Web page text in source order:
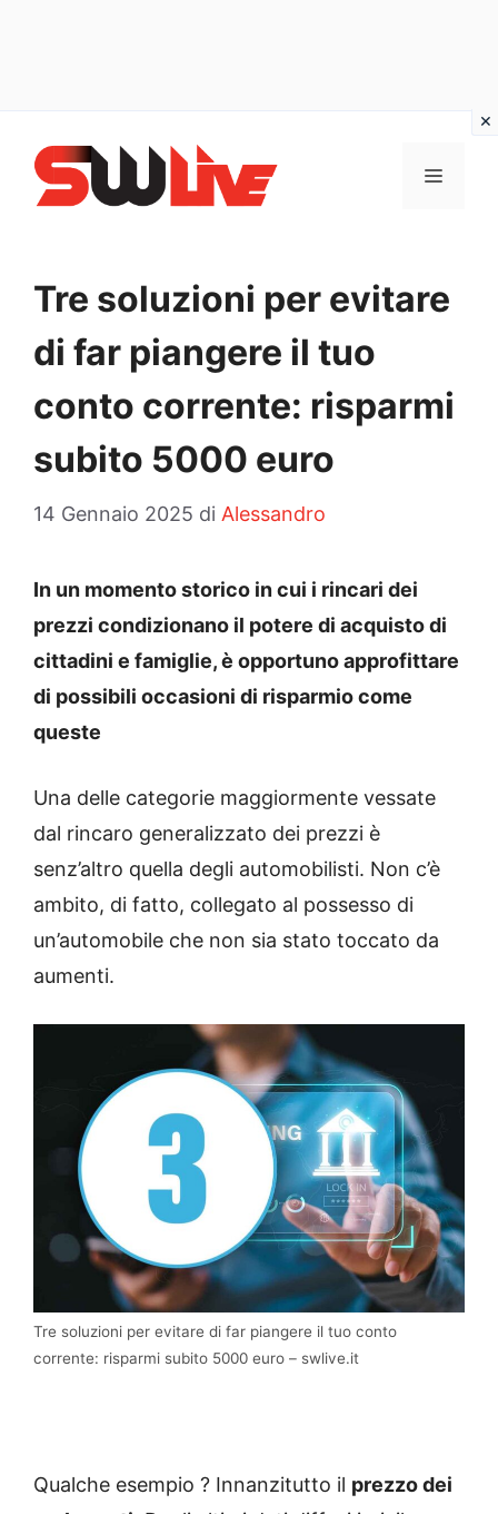
contenuto
MENU
Tre soluzioni per evitare
di far piangere il tuo
conto corrente: risparmi
subito 5000 euro
14 Gennaio 2025 di Alessandro
In un momento storico in cui i rincari dei
prezzi condizionano il potere di acquisto di
cittadini e famiglie, è opportuno approfittare
di possibili occasioni di risparmio come
queste
Una delle categorie maggiormente vessate
dal rincaro generalizzato dei prezzi è
senz’altro quella degli automobilisti. Non c’è
ambito, di fatto, collegato al possesso di
un’automobile che non sia stato toccato da
aumenti.
Tre soluzioni per evitare di far piangere il tuo conto
corrente: risparmi subito 5000 euro – swlive.it
Qualche esempio ? Innanzitutto il prezzo dei